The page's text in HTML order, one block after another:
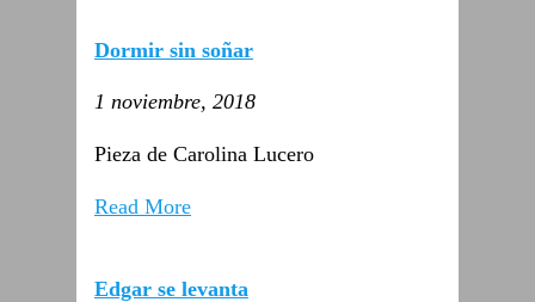
Dormir sin soñar
1 noviembre, 2018
Pieza de Carolina Lucero
Read More
Edgar se levanta